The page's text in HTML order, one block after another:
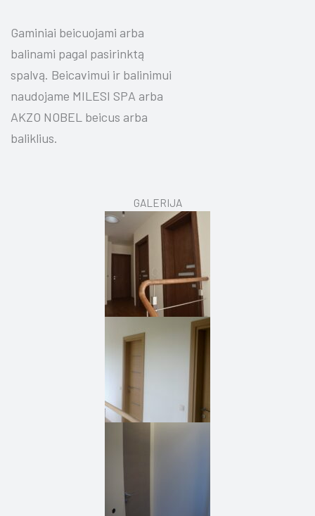
Gaminiai beicuojami arba
balinami pagal pasirinktą
spalvą. Beicavimui ir balinimui
naudojame MILESI SPA arba
AKZO NOBEL beicus arba
baliklius.
GALERIJA